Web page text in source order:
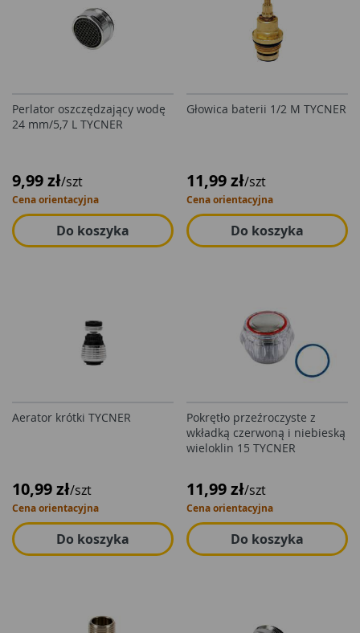
Perlator oszczędzający wodę
24 mm/5,7 L TYCNER
9,99 zł/szt
Cena orientacyjna
Do koszyka
Głowica baterii 1/2 M TYCNER
11,99 zł/szt
Cena orientacyjna
Do koszyka
Aerator krótki TYCNER
10,99 zł/szt
Cena orientacyjna
Do koszyka
Pokrętło przeźroczyste z
wkładką czerwoną i niebieską
wieloklin 15 TYCNER
11,99 zł/szt
Cena orientacyjna
Do koszyka